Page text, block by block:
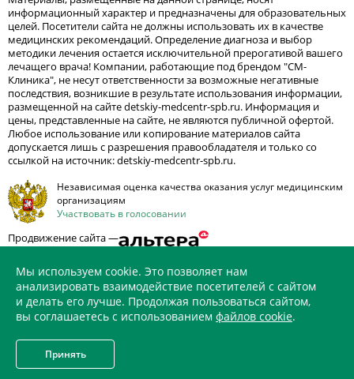
информационный характер и предназначены для образовательных
целей. Посетители сайта не должны использовать их в качестве
медицинских рекомендаций. Определение диагноза и выбор
методики лечения остается исключительной прерогативой вашего
лечащего врача! Компании, работающие под брендом "СМ-
Клиника", не несут ответственности за возможные негативные
последствия, возникшие в результате использования информации,
размещенной на сайте detskiy-medcentr-spb.ru. Информация и
цены, представленные на сайте, не являются публичной офертой.
Любое использование или копирование материалов сайта
допускается лишь с разрешения правообладателя и только со
ссылкой на источник: detskiy-medcentr-spb.ru.
Независимая оценка качества оказания услуг медицинским
организациям
Участвовать в голосовании
Продвижение сайта —
ИМЕЮТСЯ ПРОТИВОПОКАЗАНИЯ. НЕОБХОДИМО
ПРОКОНСУЛЬТИРОВАТЬСЯ СО СПЕЦИАЛИСТОМ
Мы используем cookie. Это позволяет нам
анализировать взаимодействие посетителей с сайтом
и делать его лучше. Продолжая пользоваться сайтом,
вы соглашаетесь с использованием файлов cookie.
Принять